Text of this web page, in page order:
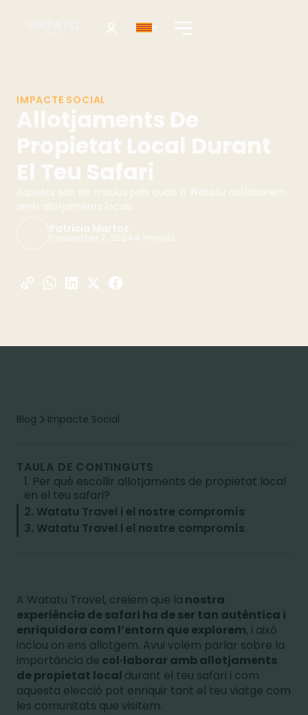
IMPACTE SOCIAL
Allotjaments De
Propietat Local Durant
El Teu Safari
Aquests són els motius pels quals a Watatu col·laborem
amb allotjaments locals
Patricia Martos
September 2, 2024 4 minuts
Blog Impacte Social
TAULA DE CONTINGUTS
1. Per què escollir allotjaments de propietat local
en el teu safari?
2. Watatu Travel i el nostre compromís
3. Watatu Travel i el nostre compromís
A Watatu Travel, creiem que la nostra
experiència de safari ha de ser tan autèntica i
enriquidora com l’entorn que explorem, i això
inclou on ens allotgem. Avui volem parlar sobre la
importància de col·laborar amb allotjaments
de propietat local durant el teu safari i com
aquesta elecció pot enriquir tant el teu viatge com
les comunitats que visitem.